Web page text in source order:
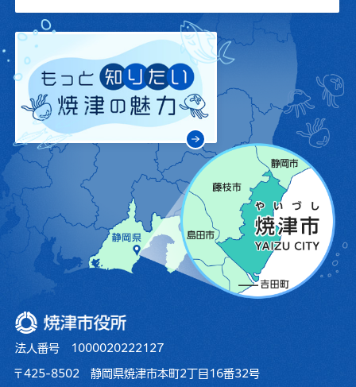
焼津市役所
法人番号 1000020222127
〒425-8502 静岡県焼津市本町2丁目16番32号